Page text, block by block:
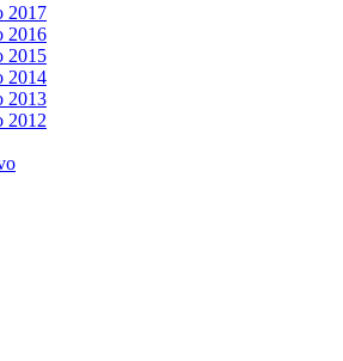
2017
2016
2015
2014
2013
2012